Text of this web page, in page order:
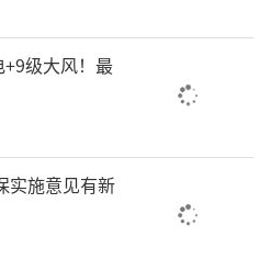
率提升数倍，单人就可
体。而这就是“生态
级大风！最
实施意见有新